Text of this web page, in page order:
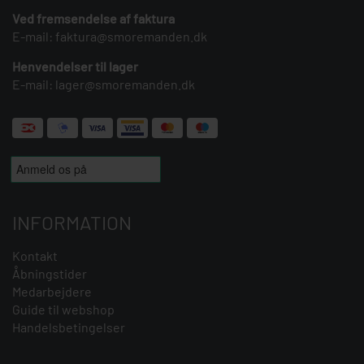
Ved fremsendelse af faktura
E-mail: faktura@smoremanden.dk
Henvendelser til lager
E-mail: lager@smoremanden.dk
INFORMATION
Kontakt
Åbningstider
Medarbejdere
Guide til webshop
Handelsbetingelser